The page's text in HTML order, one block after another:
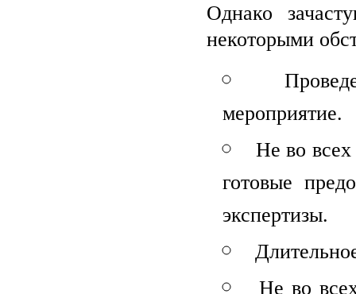
Однако
некоторыми
мероприятие.
Не во
готовые
экспертизы.
Не во